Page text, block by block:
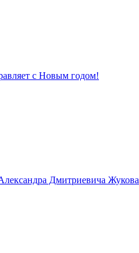
с Новым годом!
Дмитриевича Жукова